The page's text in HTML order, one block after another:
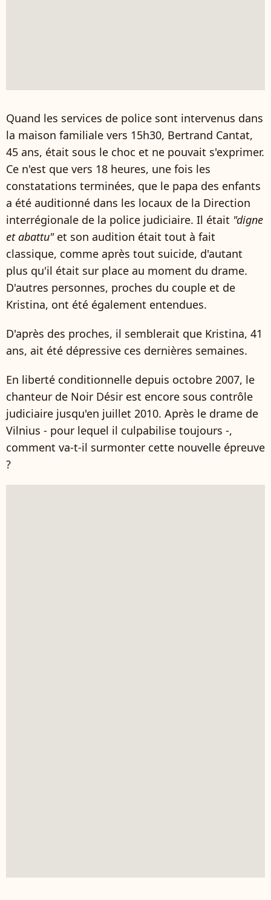
Quand les services de police sont intervenus dans
la maison familiale vers 15h30, Bertrand Cantat,
45 ans, était sous le choc et ne pouvait s'exprimer.
Ce n'est que vers 18 heures, une fois les
constatations terminées, que le papa des enfants
a été auditionné dans les locaux de la Direction
interrégionale de la police judiciaire. Il était "digne
et abattu"et son audition était tout à fait
classique, comme après tout suicide, d'autant
plus qu'il était sur place au moment du drame.
D'autres personnes, proches du couple et de
Kristina, ont été également entendues.
D'après des proches, il semblerait que Kristina, 41
ans, ait été dépressive ces dernières semaines.
En liberté conditionnelle depuis octobre 2007, le
chanteur de Noir Désir est encore sous contrôle
judiciaire jusqu'en juillet 2010. Après le drame de
Vilnius - pour lequel il culpabilise toujours -,
comment va-t-il surmonter cette nouvelle épreuve
?